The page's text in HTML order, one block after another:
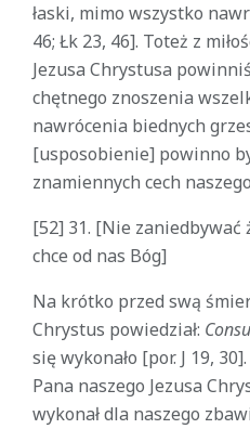
łaski, mimo wszystko
46; Łk 23, 46]. Toteż z
Jezusa Chrystusa
chętnego znoszenia
nawrócenia biednych
[usposobienie] powinno
znamiennych cech
[52] 31. [Nie zaniedbywać
chce od nas Bóg]
Na krótko przed swą
Chrystus powiedział:
się wykonało [por. J 19,
Pana naszego Jezusa
wykonał dla naszego